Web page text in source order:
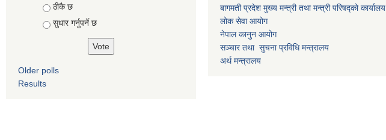
ठीकै छ
सुधार गर्नुपर्ने छ
Older polls
Results
बागमती प्रदेश मुख्य मन्त्री तथा मन्त्री परिषद्को कार्यालय
लोक सेवा आयोग
नेपाल कानुन आयोग
सञ्चार तथा सुचना प्रविधि मन्त्रालय
अर्थ मन्त्रालय